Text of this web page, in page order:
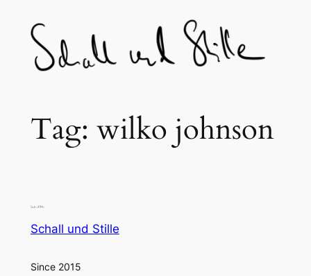
content
Tag: wilko johnson
Schall und Stille
Since 2015